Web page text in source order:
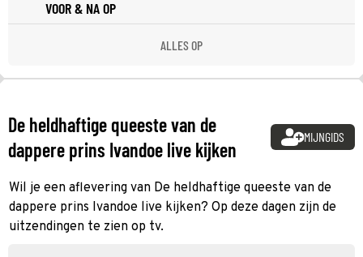
VOOR & NA OP
ALLES OP
De heldhaftige queeste van de
dappere prins Ivandoe live kijken
MIJNGIDS
Wil je een aflevering van De heldhaftige queeste van de
dappere prins Ivandoe live kijken? Op deze dagen zijn de
uitzendingen te zien op tv.